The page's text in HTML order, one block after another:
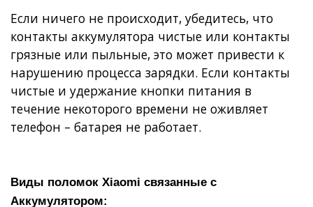
Если ничего не происходит, убедитесь, что
контакты аккумулятора чистые или контакты
грязные или пыльные, это может привести к
нарушению процесса зарядки. Если контакты
чистые и удержание кнопки питания в
течение некоторого времени не оживляет
телефон – батарея не работает.
Виды поломок Xiaomi связанные с
Аккумулятором: